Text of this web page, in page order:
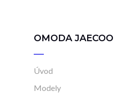
OMODA JAECOO
Úvod
Modely